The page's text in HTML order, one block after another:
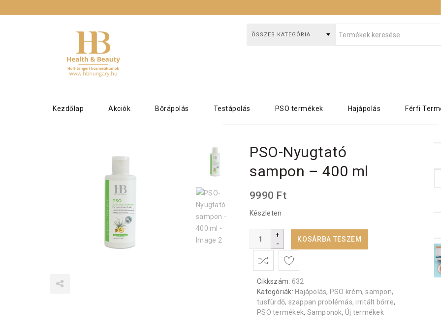
ÖSSZES KATEGÓRIA
Kezdőlap Akciók Bőrápolás Testápolás PSO termékek Hajápolás Férfi
PSO-Nyugtató
sampon – 400 ml
9990 Ft
Készleten
KOSÁRBA TESZEM
Cikkszám: 632
Kategóriák: Hajápolás, PSO krém, sampon,
tusfürdő, szappan problémás, irritált bőrre,
PSO termékek, Samponok, Új termékek